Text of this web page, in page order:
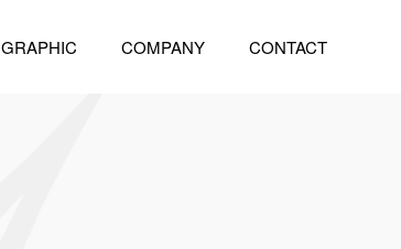
GRAPHIC COMPANY CONTACT